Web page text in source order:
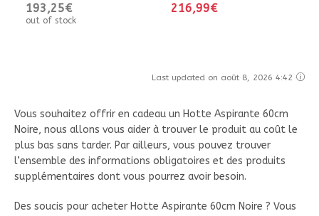
193,25€
out of stock
216,99€
Last updated on août 8, 2026 4:42
Vous souhaitez offrir en cadeau un Hotte Aspirante 60cm
Noire, nous allons vous aider à trouver le produit au coût le
plus bas sans tarder. Par ailleurs, vous pouvez trouver
l’ensemble des informations obligatoires et des produits
supplémentaires dont vous pourrez avoir besoin.
Des soucis pour acheter Hotte Aspirante 60cm Noire ? Vous